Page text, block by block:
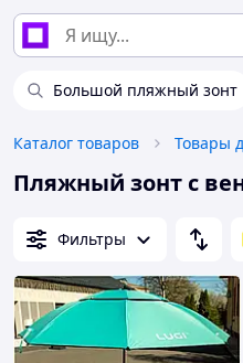
Большой пляжный зонт
Каталог товаров Товары
Пляжный зонт с
Фильтры